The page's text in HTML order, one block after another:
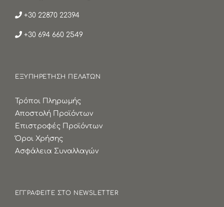
+30 22870 22394
+30 694 660 2549
ΕΞΥΠΗΡΕΤΗΣΗ ΠΕΛΑΤΩΝ
Τρόποι Πληρωμής
Αποστολή Προϊόντων
Επιστροφές Προϊόντων
Όροι Χρήσης
Ασφάλεια Συναλλαγών
ΕΓΓΡΑΦΕΙΤΕ ΣΤΟ NEWSLETTER